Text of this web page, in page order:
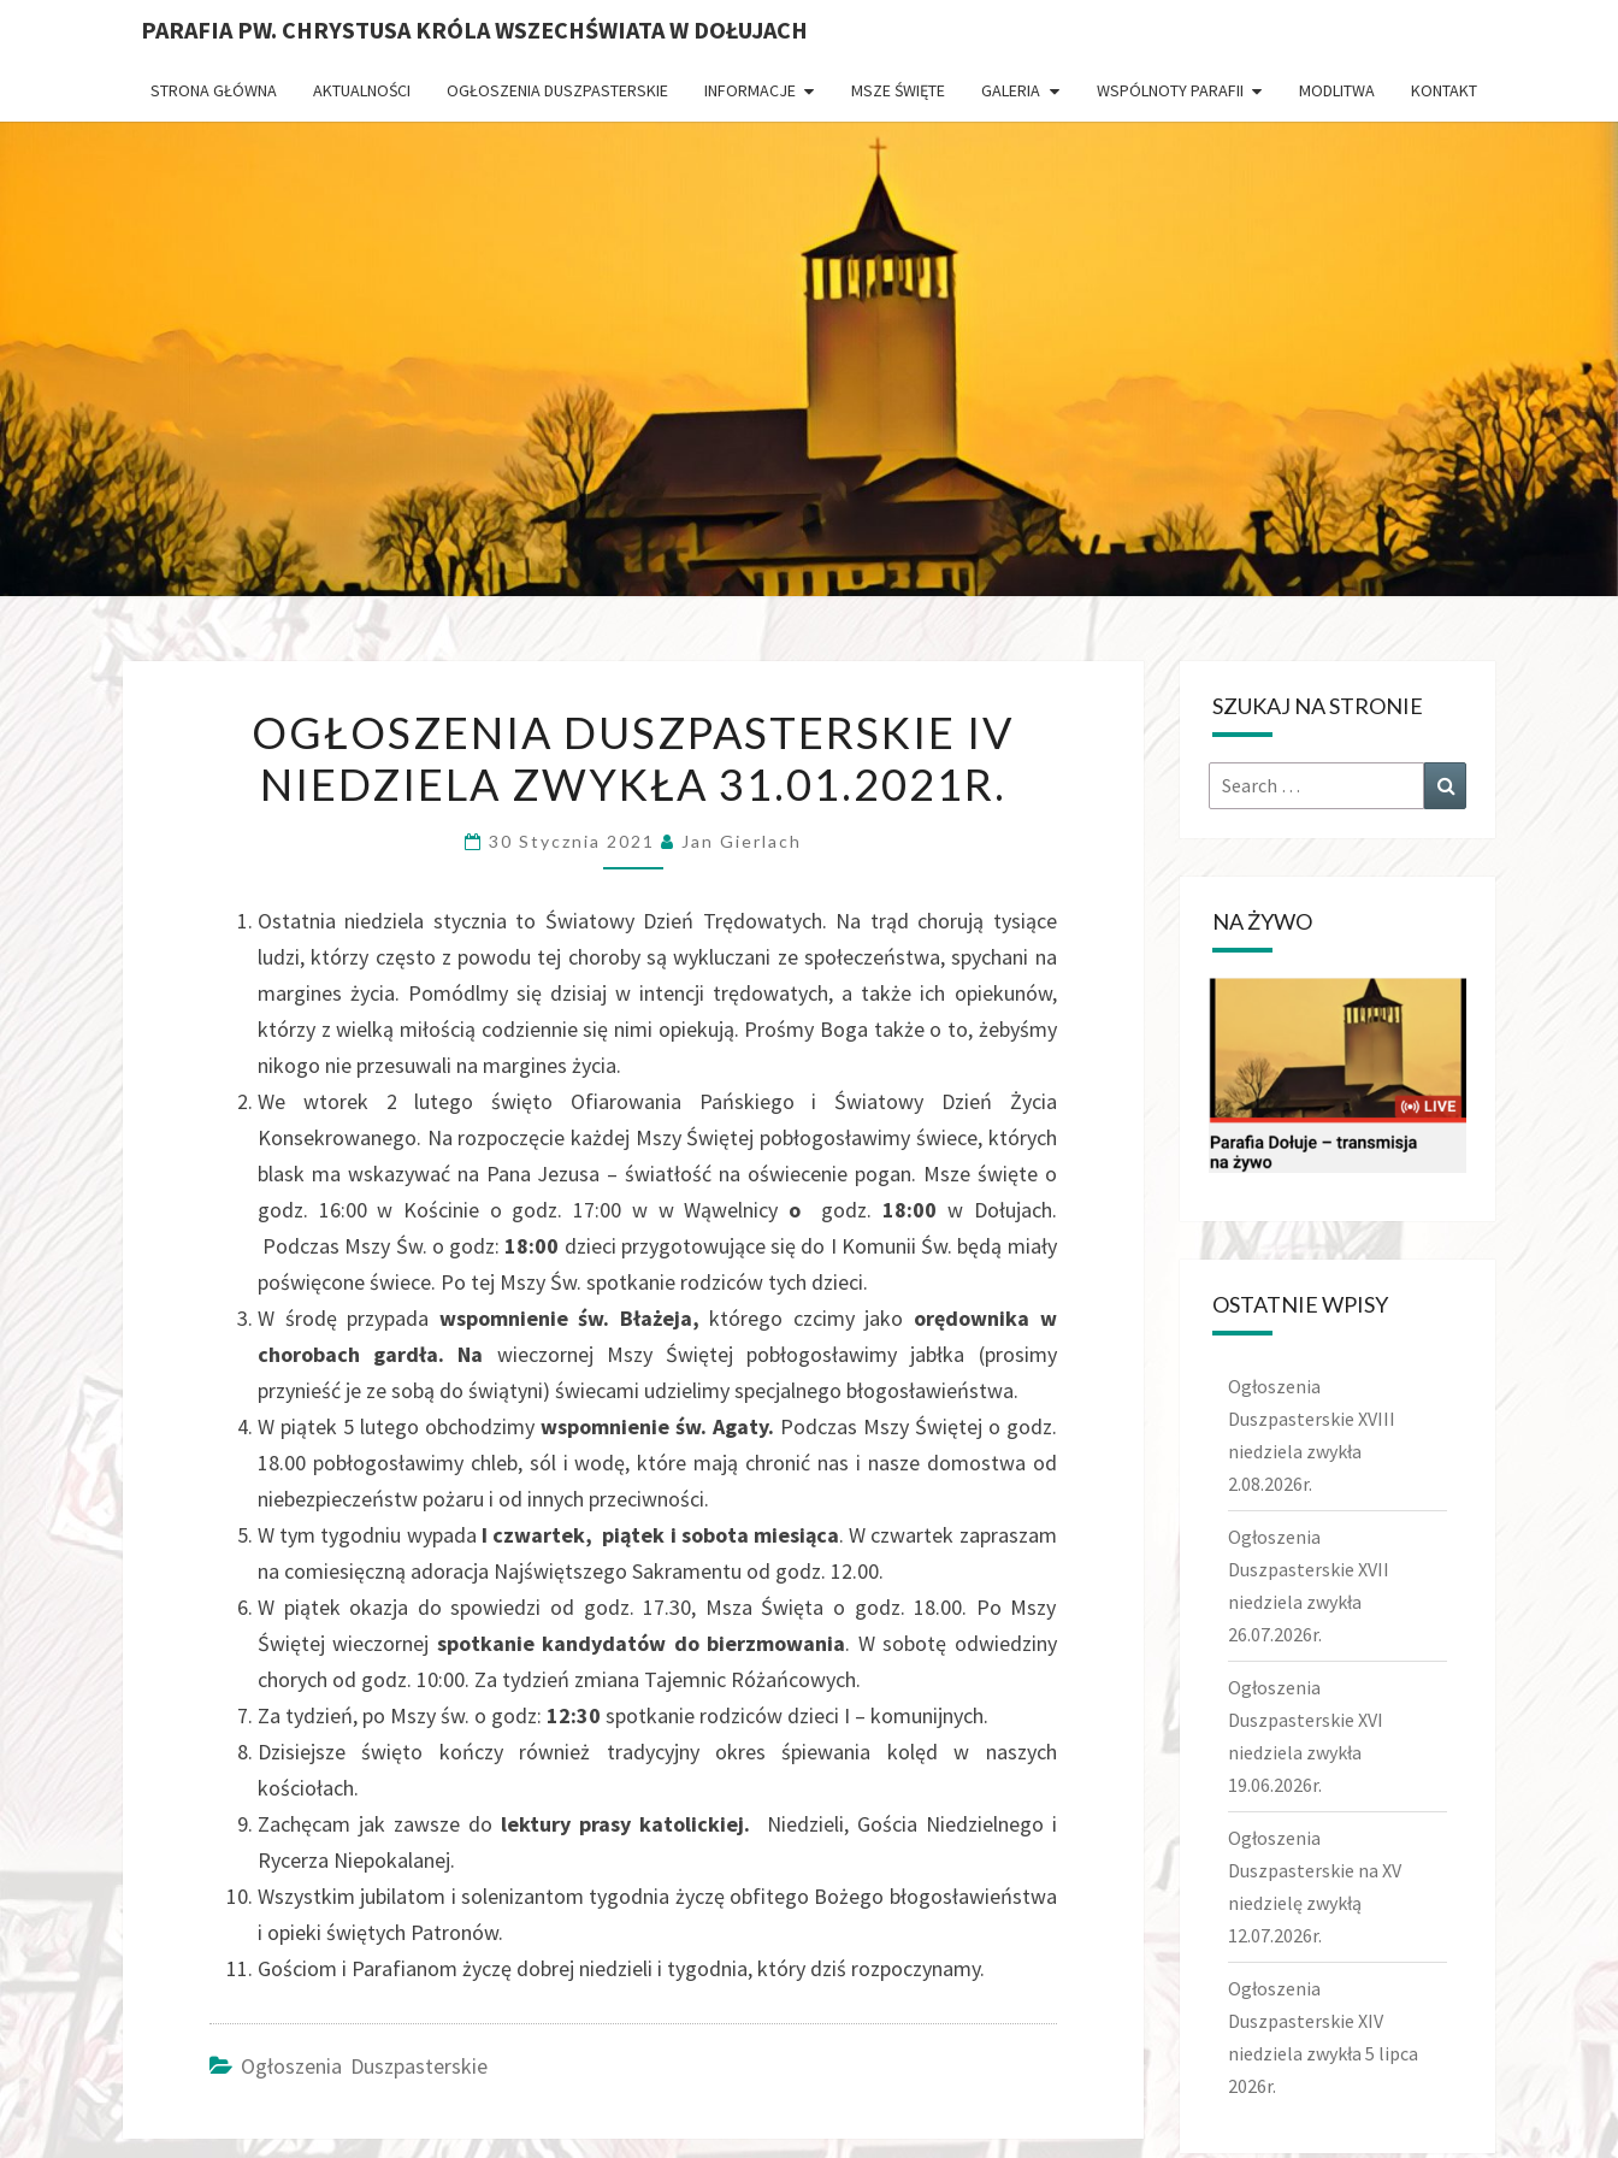
PARAFIA PW. CHRYSTUSA KRÓLA WSZECHŚWIATA W DOŁUJACH
STRONA GŁÓWNA AKTUALNOŚCI OGŁOSZENIA DUSZPASTERSKIE INFORMACJE MSZE ŚWIĘTE GALERIA WSPÓLNOTY PARAFII MODLITWA KONTAKT
PARAFIA PW.
CHRYSTUSA
KRÓLA
WSZECHŚWIATA
W DOŁUJACH
DUSZPASTERSKIE
IV
NIEDZIELA
ZWYKŁA
OGŁOSZENIA DUSZPASTERSKIE IV
NIEDZIELA ZWYKŁA 31.01.2021R.
30 Stycznia 2021 Jan Gierlach
Ostatnia niedziela stycznia to Światowy Dzień Trędowatych. Na trąd chorują tysiące
ludzi, którzy często z powodu tej choroby są wykluczani ze społeczeństwa, spychani na
margines życia. Pomódlmy się dzisiaj w intencji trędowatych, a także ich opiekunów,
którzy z wielką miłością codziennie się nimi opiekują. Prośmy Boga także o to, żebyśmy
nikogo nie przesuwali na margines życia.
We wtorek 2 lutego święto Ofiarowania Pańskiego i Światowy Dzień Życia
Konsekrowanego. Na rozpoczęcie każdej Mszy Świętej pobłogosławimy świece, których
blask ma wskazywać na Pana Jezusa – światłość na oświecenie pogan. Msze święte o
godz. 16:00 w Kościnie o godz. 17:00 w w Wąwelnicy o godz. 18:00 w Dołujach.
Podczas Mszy Św. o godz: 18:00 dzieci przygotowujące się do I Komunii Św. będą miały
poświęcone świece. Po tej Mszy Św. spotkanie rodziców tych dzieci.
W środę przypada wspomnienie św. Błażeja, którego czcimy jako orędownika w
chorobach gardła. Na wieczornej Mszy Świętej pobłogosławimy jabłka (prosimy
przynieść je ze sobą do świątyni) świecami udzielimy specjalnego błogosławieństwa.
W piątek 5 lutego obchodzimywspomnienie św. Agaty. Podczas Mszy Świętej o godz.
18.00 pobłogosławimy chleb, sól i wodę, które mają chronić nas i nasze domostwa od
niebezpieczeństw pożaru i od innych przeciwności.
W tym tygodniu wypada I czwartek, piątek i sobota miesiąca. W czwartek zapraszam
na comiesięczną adoracja Najświętszego Sakramentu od godz. 12.00.
W piątek okazja do spowiedzi od godz. 17.30, Msza Święta o godz. 18.00. Po Mszy
Świętej wieczornej spotkanie kandydatów do bierzmowania. W sobotę odwiedziny
chorych od godz. 10:00. Za tydzień zmiana Tajemnic Różańcowych.
Za tydzień, po Mszy św. o godz: 12:30 spotkanie rodziców dzieci I – komunijnych.
Dzisiejsze święto kończy również tradycyjny okres śpiewania kolęd w naszych
kościołach.
Zachęcam jak zawsze do lektury prasy katolickiej.
Niedzieli, Gościa Niedzielnego i
Rycerza Niepokalanej.
Wszystkim jubilatom i solenizantom tygodnia życzę obfitego Bożego błogosławieństwa
i opieki świętych Patronów.
Gościom i Parafianom życzę dobrej niedzieli i tygodnia, który dziś rozpoczynamy.
Ogłoszenia Duszpasterskie
SZUKAJ NA STRONIE
Search
for:
NA ŻYWO
OSTATNIE WPISY
Ogłoszenia
Duszpasterskie XVIII
niedziela zwykła
2.08.2026r.
Ogłoszenia
Duszpasterskie XVII
niedziela zwykła
26.07.2026r.
Ogłoszenia
Duszpasterskie XVI
niedziela zwykła
19.06.2026r.
Ogłoszenia
Duszpasterskie na XV
niedzielę zwykłą
12.07.2026r.
Ogłoszenia
Duszpasterskie XIV
niedziela zwykła 5 lipca
2026r.